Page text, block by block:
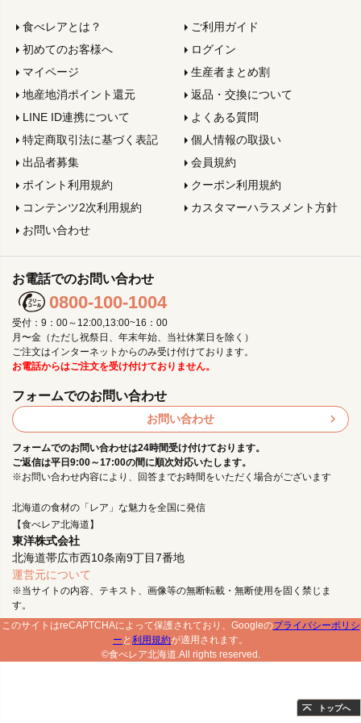
食べレアとは？
ご利用ガイド
初めてのお客様へ
ログイン
マイページ
生産者まとめ割
地産地消ポイント還元
返品・交換について
LINE ID連携について
よくある質問
特定商取引法に基づく表記
個人情報の取扱い
出品者募集
会員規約
ポイント利用規約
クーポン利用規約
コンテンツ2次利用規約
カスタマーハラスメント方針
お問い合わせ
北海道の食材の「レア」な魅力を全国に発信
【食べレア北海道】
東洋株式会社
北海道帯広市西10条南9丁目7番地
運営元について
※当サイトの内容、テキスト、画像等の無断転載・無断使用を固く禁じま
す。
お電話でのお問い合わせ
0800-100-1004
受付：9：00～12:00,13:00~16：00
月〜金（ただし祝祭日、年末年始、当社休業日を除く）
ご注文はインターネットからのみ受け付けております。
お電話からはご注文を受け付けておりません。
フォームでのお問い合わせ
お問い合わせ
フォームでのお問い合わせは24時間受け付けております。
ご返信は平日9:00～17:00の間に順次対応いたします。
※お問い合わせ内容により、回答までお時間をいただく場合がございます
このサイトはreCAPTCHAによって保護されており、Googleのプライバシーポリシ
ー と 利用規約が適用されます。
©食べレア北海道.All rights reserved.
トップへ